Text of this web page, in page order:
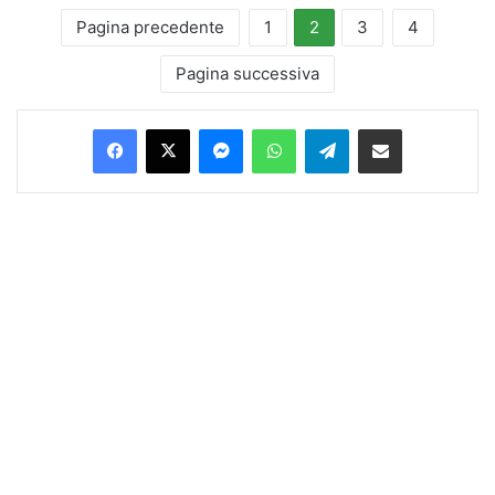
Pagina precedente 1 2 3 4
Pagina successiva
Facebook
X MessengerWhatsAppTelegramCondividi via Email